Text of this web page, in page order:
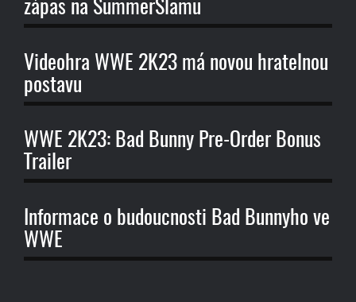
zápas na SummerSlamu
Videohra WWE 2K23 má novou hratelnou
postavu
WWE 2K23: Bad Bunny Pre-Order Bonus
Trailer
Informace o budoucnosti Bad Bunnyho ve
WWE